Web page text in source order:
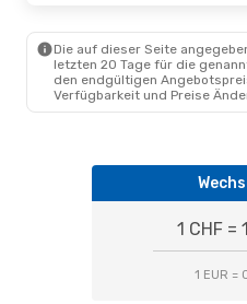
Lufthansa
1 Zwischenstopp
LIS- BEG
Sa., 10. Okt.- Sa., 17. Okt.
Lufthansa1 Zwischenstopp
Die auf dieser Seite
letzten 20 Tage für die
den endgültigen
Verfügbarkeit und Preise
1 CHF =
1 EUR =